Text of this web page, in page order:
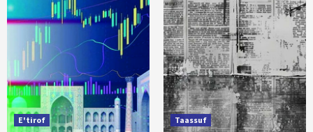
E'tirof Taassuf